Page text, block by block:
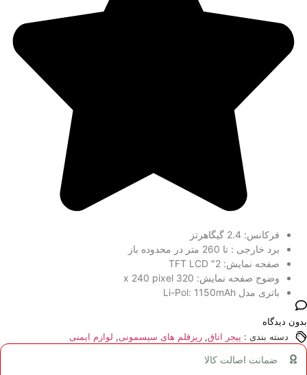
فرکانس: 2.4 گیگاهرتز
برد خارجی : تا 260 متر در محدوده باز
صفحه نمایش: 2″ TFT LCD
وضوح صفحه نمایش: 320 х 240 pixel
باتری مدل Li-Pol: 1150mAh
بدون دیدگاه
دسته بندی : پیجر اتاق, ریزقلم های سیسمونی, لوازم ایمنی
ضمانت اصالت کالا